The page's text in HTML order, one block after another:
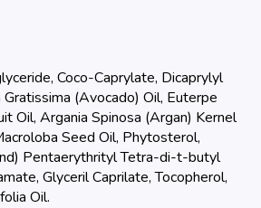
Coco-Caprylate, Dicaprylyl
(Avocado) Oil, Euterpe
Oil, Argania Spinosa (Argan) Kernel
Seed Oil, Phytosterol,
Pentaerythrityl Tetra-di-t-butyl
Glyceril Caprilate, Tocopherol,
Oil.